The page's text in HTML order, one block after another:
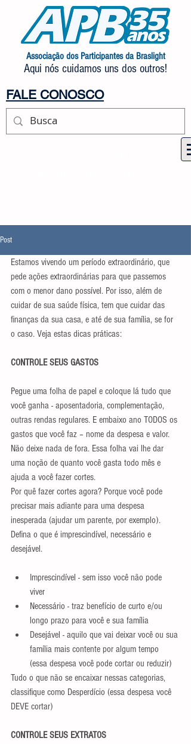
Associação dos Participantes da Braslight
Aqui nós cuidamos uns dos outros!
FALE CONOSCO
Post
Estamos vivendo um período extraordinário, que
pede ações extraordinárias para que passemos
com o menor dano possível. Por isso, além de
cuidar de sua saúde física, tem que cuidar das
finanças da sua casa, e até de sua família, se for
o caso. Veja estas dicas práticas:
CONTROLE SEUS GASTOS
Pegue uma folha de papel e coloque lá tudo que
você ganha - aposentadoria, complementação,
outras rendas regulares. E embaixo ano TODOS os
gastos que você faz – nome da despesa e valor.
Não deixe nada de fora. Essa folha vai lhe dar
uma noção de quanto você gasta todo mês e
ajuda a você fazer cortes.
Por quê fazer cortes agora? Porque você pode
precisar mais adiante para uma despesa
inesperada (ajudar um parente, por exemplo).
Defina o que é imprescindível, necessário e
desejável.
Imprescindível - sem isso você não pode
viver
Necessário - traz benefício de curto e/ou
longo prazo para você e sua família
Desejável - aquilo que vai deixar você ou sua
família mais contente por algum tempo
(essa despesa você pode cortar ou reduzir)
Tudo o que não se encaixar nessas categorias,
classifique como Desperdício (essa despesa você
DEVE cortar)
CONTROLE SEUS EXTRATOS